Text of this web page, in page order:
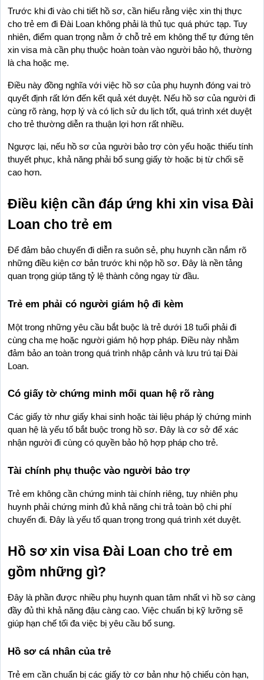
Trước khi đi vào chi tiết hồ sơ, cần hiểu rằng việc xin thị thực
cho trẻ em đi Đài Loan không phải là thủ tục quá phức tạp. Tuy
nhiên, điểm quan trọng nằm ở chỗ trẻ em không thể tự đứng tên
xin visa mà cần phụ thuộc hoàn toàn vào người bảo hộ, thường
là cha hoặc mẹ.
Điều này đồng nghĩa với việc hồ sơ của phụ huynh đóng vai trò
quyết định rất lớn đến kết quả xét duyệt. Nếu hồ sơ của người đi
cùng rõ ràng, hợp lý và có lịch sử du lịch tốt, quá trình xét duyệt
cho trẻ thường diễn ra thuận lợi hơn rất nhiều.
Ngược lại, nếu hồ sơ của người bảo trợ còn yếu hoặc thiếu tính
thuyết phục, khả năng phải bổ sung giấy tờ hoặc bị từ chối sẽ
cao hơn.
Điều kiện cần đáp ứng khi xin visa Đài
Loan cho trẻ em
Để đảm bảo chuyến đi diễn ra suôn sẻ, phụ huynh cần nắm rõ
những điều kiện cơ bản trước khi nộp hồ sơ. Đây là nền tảng
quan trọng giúp tăng tỷ lệ thành công ngay từ đầu.
Trẻ em phải có người giám hộ đi kèm
Một trong những yêu cầu bắt buộc là trẻ dưới 18 tuổi phải đi
cùng cha mẹ hoặc người giám hộ hợp pháp. Điều này nhằm
đảm bảo an toàn trong quá trình nhập cảnh và lưu trú tại Đài
Loan.
Có giấy tờ chứng minh mối quan hệ rõ ràng
Các giấy tờ như giấy khai sinh hoặc tài liệu pháp lý chứng minh
quan hệ là yếu tố bắt buộc trong hồ sơ. Đây là cơ sở để xác
nhận người đi cùng có quyền bảo hộ hợp pháp cho trẻ.
Tài chính phụ thuộc vào người bảo trợ
Trẻ em không cần chứng minh tài chính riêng, tuy nhiên phụ
huynh phải chứng minh đủ khả năng chi trả toàn bộ chi phí
chuyến đi. Đây là yếu tố quan trọng trong quá trình xét duyệt.
Hồ sơ xin visa Đài Loan cho trẻ em
gồm những gì?
Đây là phần được nhiều phụ huynh quan tâm nhất vì hồ sơ càng
đầy đủ thì khả năng đậu càng cao. Việc chuẩn bị kỹ lưỡng sẽ
giúp hạn chế tối đa việc bị yêu cầu bổ sung.
Hồ sơ cá nhân của trẻ
Trẻ em cần chuẩn bị các giấy tờ cơ bản như hộ chiếu còn hạn,